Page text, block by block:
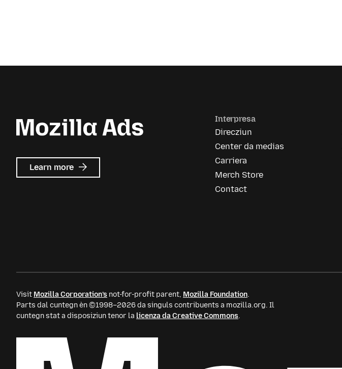
Learn more about
Mozilla
Interpresa
Direcziun
Center da medias
Carriera
Merch Store
Contact
Visit Mozilla Corporation’s not-for-profit parent, Mozilla Foundation.
Parts dal cuntegn èn ©1998–2026 da singuls contribuents a mozilla.org. Il
cuntegn stat a disposiziun tenor la licenza da Creative Commons.